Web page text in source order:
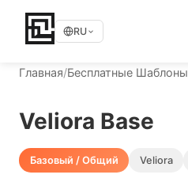
RU
Главная/Бесплатные Шаблоны
Veliora Base
Базовый / Общий Veliora